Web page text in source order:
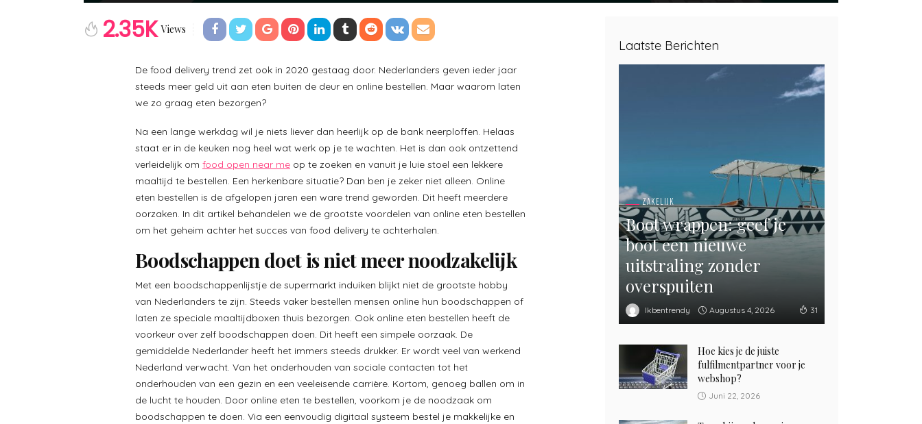
2.35K Views
De food delivery trend zet ook in 2020 gestaag door. Nederlanders geven ieder jaar
steeds meer geld uit aan eten buiten de deur en online bestellen. Maar waarom laten
we zo graag eten bezorgen?
Na een lange werkdag wil je niets liever dan heerlijk op de bank neerploffen. Helaas
staat er in de keuken nog heel wat werk op je te wachten. Het is dan ook ontzettend
verleidelijk om food open near me op te zoeken en vanuit je luie stoel een lekkere
maaltijd te bestellen. Een herkenbare situatie? Dan ben je zeker niet alleen. Online
eten bestellen is de afgelopen jaren een ware trend geworden. Dit heeft meerdere
oorzaken. In dit artikel behandelen we de grootste voordelen van online eten bestellen
om het geheim achter het succes van food delivery te achterhalen.
Boodschappen doet is niet meer noodzakelijk
Met een boodschappenlijstje de supermarkt induiken blijkt niet de grootste hobby
van Nederlanders te zijn. Steeds vaker bestellen mensen online hun boodschappen of
laten ze speciale maaltijdboxen thuis bezorgen. Ook online eten bestellen heeft de
voorkeur over zelf boodschappen doen. Dit heeft een simpele oorzaak. De
gemiddelde Nederlander heeft het immers steeds drukker. Er wordt veel van werkend
Nederland verwacht. Van het onderhouden van sociale contacten tot het
onderhouden van een gezin en een veeleisende carrière. Kortom, genoeg ballen om in
de lucht te houden. Door online eten te bestellen, voorkom je de noodzaak om
boodschappen te doen. Via een eenvoudig digitaal systeem bestel je makkelijke en
Laatste Berichten
ZAKELIJK
Boot wrappen: geef je
boot een nieuwe
uitstraling zonder
overspuiten
Ikbentrendy Augustus 4, 2026 31
Hoe kies je de juiste
fulfilmentpartner voor je
webshop?
Juni 22, 2026